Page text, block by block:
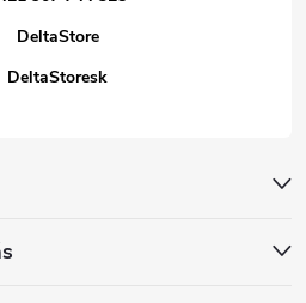
DeltaStore
DeltaStoresk